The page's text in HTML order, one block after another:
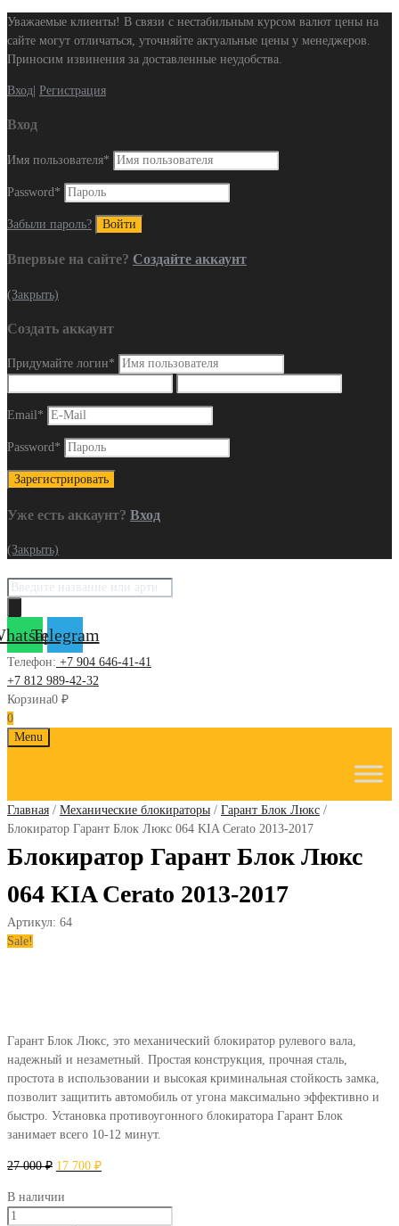
Уважаемые клиенты! В связи с нестабильным курсом валют цены на
сайте могут отличаться, уточняйте актуальные цены у менеджеров.
Приносим извинения за доставленные неудобства.
Вход Регистрация
Вход
Имя пользователя*
Password *
Забыли пароль?
Впервые на сайте? Создайте аккаунт
(Закрыть)
Создать аккаунт
Придумайте логин*
Email*
Password*
Уже есть аккаунт? Вход
(Закрыть)
Поиск
Telegram
Телефон: +7 904 646-41-41
+7 812 989-42-32
Корзина0 ₽
0
Skip
Menu
Главная / Механические блокираторы / Гарант Блок Люкс /
Блокиратор Гарант Блок Люкс 064 KIA Cerato 2013-2017
Блокиратор Гарант Блок Люкс
064 KIA Cerato 2013-2017
Артикул: 64
Sale!
Гарант Блок Люкс, это механический блокиратор рулевого вала,
надежный и незаметный. Простая конструкция, прочная сталь,
простота в использовании и высокая криминальная стойкость замка,
позволит защитить автомобиль от угона максимально эффективно и
быстро. Установка противоугонного блокиратора Гарант Блок
занимает всего 10-12 минут.
27 000₽ 17 700 ₽
В наличии
Блокиратор